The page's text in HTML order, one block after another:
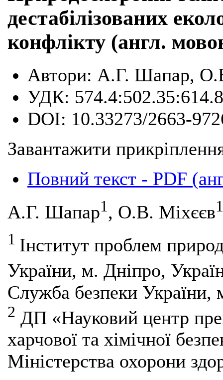
дестабілізованих
конфлікту (англ.
Автори: А.Г. Шапар,
УДК:
DOI: 10.33273/2663-
Завантажити
Повний текст - PDF
А.Г. Шапар1 , О.В. Міхєєв1
1 Інститут проблем
України, м. Дніпро,
Служба безпеки України,
2 ДП «Науковий центр
харчової та хімічної
Міністерства охорони